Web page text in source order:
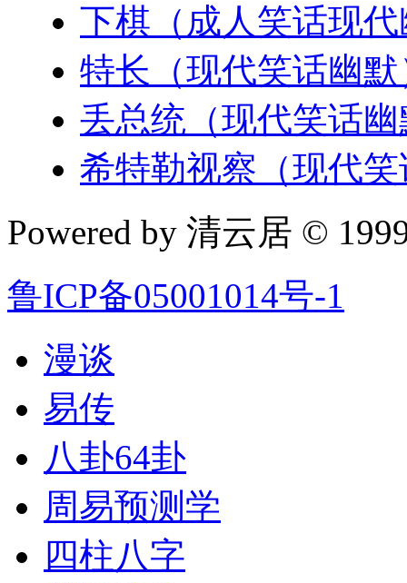
下棋（成人笑话现
特长（现代笑话幽默
丢总统（现代笑话
希特勒视察（现代
Powered by 清云居 ©
鲁ICP备05001014号-1
漫谈
易传
八卦64卦
周易预测学
四柱八字